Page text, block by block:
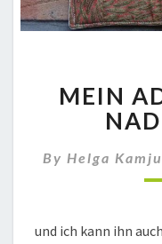
MEIN
By Helga
und ich kann ihn